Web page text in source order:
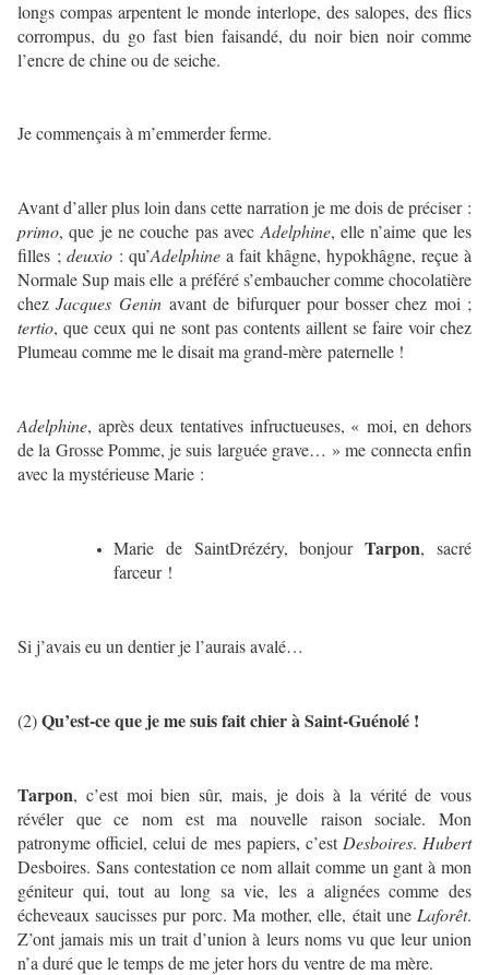
longs compas arpentent le monde interlope, des salopes, des flics
corrompus, du go fast bien faisandé, du noir bien noir comme
l’encre de chine ou de seiche.
Je commençais à m’emmerder ferme.
Avant d’aller plus loin dans cette narration je me dois de préciser :
primo, que je ne couche pas avec Adelphine, elle n’aime que les
filles ; deuxio : qu’Adelphine a fait khâgne, hypokhâgne, reçue à
Normale Sup mais elle a préféré s’embaucher comme chocolatière
chezJacques Geninavant de bifurquer pour bosser chez moi ;
tertio, que ceux qui ne sont pas contents aillent se faire voir chez
Plumeau comme me le disait ma grand-mère paternelle !
Adelphine, après deux tentatives infructueuses, « moi, en dehors
de la Grosse Pomme, je suis larguée grave… » me connecta enfin
avec la mystérieuse Marie :
Marie de SaintDrézéry, bonjourTarpon, sacré
farceur !
Si j’avais eu un dentier je l’aurais avalé…
(2)Qu’est-ce que je me suis fait chier à Saint-Guénolé !
Tarpon, c’est moi bien sûr, mais, je dois à la vérité de vous
révéler que ce nom est ma nouvelle raison sociale. Mon
patronyme officiel, celui de mes papiers, c’est Desboires. Hubert
Desboires. Sans contestation ce nom allait comme un gant à mon
géniteur qui, tout au long sa vie, les a alignées comme des
écheveaux saucisses pur porc. Ma mother, elle, était une Laforêt.
Z’ont jamais mis un trait d’union à leurs noms vu que leur union
n’a duré que le temps de me jeter hors du ventre de ma mère.